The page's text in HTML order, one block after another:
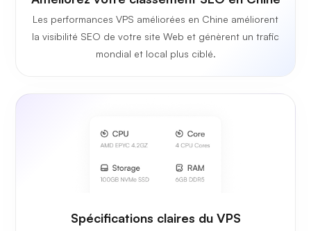
Les performances VPS améliorées en Chine améliorent
la visibilité SEO de votre site Web et génèrent un trafic
mondial et local plus ciblé.
Spécifications claires du VPS